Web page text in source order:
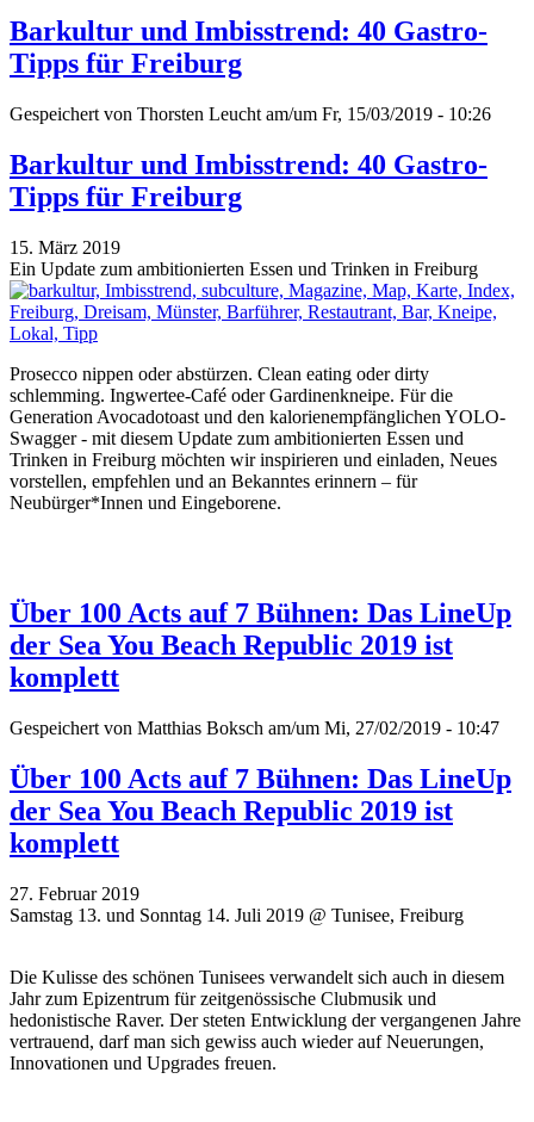
Barkultur und Imbisstrend: 40 Gastro-
Tipps für Freiburg
Gespeichert von Thorsten Leucht am/um Fr, 15/03/2019 - 10:26
Barkultur und Imbisstrend: 40 Gastro-
Tipps für Freiburg
15. März 2019
Ein Update zum ambitionierten Essen und Trinken in Freiburg
Prosecco nippen oder abstürzen. Clean eating oder dirty
schlemming. Ingwertee-Café oder Gardinenkneipe. Für die
Generation Avocadotoast und den kalorienempfänglichen YOLO-
Swagger - mit diesem Update zum ambitionierten Essen und
Trinken in Freiburg möchten wir inspirieren und einladen, Neues
vorstellen, empfehlen und an Bekanntes erinnern – für
Neubürger*Innen und Eingeborene.
Über 100 Acts auf 7 Bühnen: Das LineUp
der Sea You Beach Republic 2019 ist
komplett
Gespeichert von Matthias Boksch am/um Mi, 27/02/2019 - 10:47
Über 100 Acts auf 7 Bühnen: Das LineUp
der Sea You Beach Republic 2019 ist
komplett
27. Februar 2019
Samstag 13. und Sonntag 14. Juli 2019 @ Tunisee, Freiburg
Die Kulisse des schönen Tunisees verwandelt sich auch in diesem
Jahr zum Epizentrum für zeitgenössische Clubmusik und
hedonistische Raver. Der steten Entwicklung der vergangenen Jahre
vertrauend, darf man sich gewiss auch wieder auf Neuerungen,
Innovationen und Upgrades freuen.